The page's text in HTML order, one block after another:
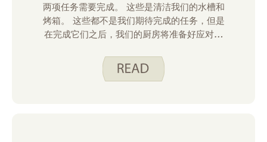
两项任务需要完成。 这些是清洁我们的水槽和
烤箱。 这些都不是我们期待完成的任务，但是
在完成它们之后，我们的厨房将准备好应对冬